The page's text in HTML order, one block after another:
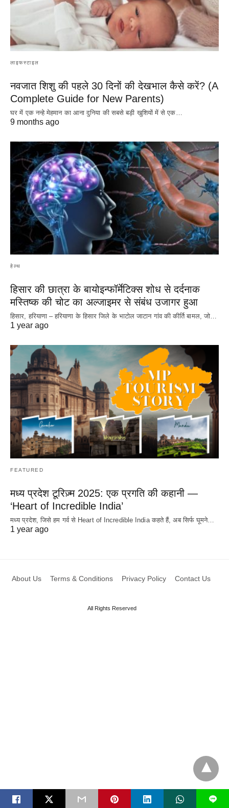
लाइफस्टाइल
नवजात शिशु की पहले 30 दिनों की देखभाल कैसे करें? (A
Complete Guide for New Parents)
घर में एक नन्हे मेहमान का आना दुनिया की सबसे बड़ी खुशियों में से एक…
9 months ago
हेल्थ
हिसार की छात्रा के बायोइन्फॉर्मेटिक्स शोध से दर्दनाक
मस्तिष्क की चोट का अल्जाइमर से संबंध उजागर हुआ
हिसार, हरियाणा – हरियाणा के हिसार जिले के भाटोल जाटान गांव की कीर्ति बामल, जो…
1 year ago
FEATURED
मध्य प्रदेश टूरिज़्म 2025: एक प्रगति की कहानी —
‘Heart of Incredible India’
मध्य प्रदेश, जिसे हम गर्व से Heart of Incredible India कहते हैं, अब सिर्फ घूमने…
1 year ago
About Us Terms & Conditions Privacy Policy Contact Us
All Rights Reserved
L